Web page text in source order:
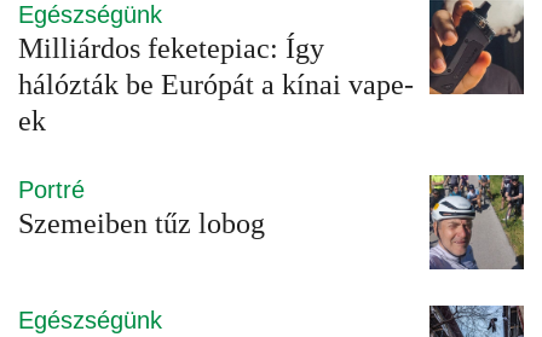
Egészségünk
Milliárdos feketepiac: Így
hálózták be Európát a kínai vape-
ek
Portré
Szemeiben tűz lobog
Egészségünk